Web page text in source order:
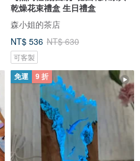
乾燥花束禮盒 生日禮盒
森小姐的茶店
NT$ 536 NT$ 630
可客製
免運 9 折